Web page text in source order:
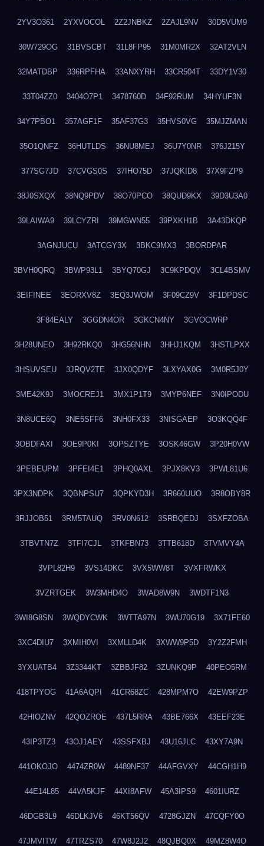
2YV3O361 2YXVOCOL 2Z2JNBKZ 2ZAJL9NV 30D5VUM9
30W729OG 31BVSCBT 31L8FP95 31M0MR2X 32AT2VLN
32MATDBP 336RPFHA 33ANXYRH 33CR504T 33DY1V30
33T04ZZ0 3404O7P1 3478760D 34F92RUM 34HYUF3N
34Y7PBO1 357AGF1F 35AF37G3 35HVS0VG 35MJZMAN
35O1QNFZ 36HUTLDS 36NU8MEJ 36U7Y0NR 376J215Y
377SG7JD 37CVGS0S 37IHO75D 37JQKID8 37X9FZP9
38J0SXQX 38NQ9PDV 38O70PCO 38QUD9KX 39D3U3A0
39LAIWA9 39LCYZRI 39MGWN55 39PXKH1B 3A43DKQP
3AGNJUCU 3ATCGY3X 3BKC9MX3 3BORDPAR
3BVH0QRQ 3BWP93L1 3BYQ70GJ 3C9KPDQV 3CL4BSMV
3EIFINEE 3EORXV8Z 3EQ3JWOM 3F09CZ9V 3F1DPDSC
3F84EALY 3GGDN4OR 3GKCN4NY 3GVOCWRP
3H28UNEO 3H92RKQ0 3HG56NHN 3HHJ1KQM 3HSTLPXX
3HSUVSEU 3JRQV2TE 3JX0QDYF 3LXYAX0G 3M0R5J0Y
3ME42K9J 3MOCREJ1 3MX1P1T9 3MYP6NEF 3N0IPODU
3N8UCE6Q 3NE5SFF6 3NH0FX33 3NISGAEP 3O3KQQ4F
3OBDFAXI 3OE9P0KI 3OPSZTYE 3OSK46GW 3P20H0VW
3PEBEUPM 3PFEI4E1 3PHQ0AXL 3PJX8KV3 3PWL81U6
3PX3NDPK 3QBNPSU7 3QPKYD3H 3R660UUO 3R8OBY8R
3RJJOB51 3RM5TAUQ 3RV0N612 3SRBQEDJ 3SXFZOBA
3TBVTN7Z 3TFI7CJL 3TKFBN73 3TTB618D 3TVMVY4A
3VPL82H9 3VS14DKC 3VX5WW8T 3VXFRWKX
3VZRTGEK 3W3MHD4O 3WAD8W9N 3WDTF1N3
3WI8G8SN 3WQDYCWK 3WTTA97N 3WU70G19 3X71FE60
3XC4DIU7 3XMIH0VI 3XMLLD4K 3XWW9P5D 3Y2Z2FMH
3YXUATB4 3Z3344KT 3ZBBJF82 3ZUNKQ9P 40PEO5RM
418TPYOG 41A6AQPI 41CR68ZC 428MPM7O 42EW9PZP
42HIOZNV 42QOZROE 437L5RRA 43BE766X 43EEF23E
43IP3TZ3 43OJ1AEY 43SSFXBJ 43U16JLC 43XY7A9N
441OKOJO 4474ZR0W 4489NF37 44AFGVXY 44CGH1H9
44E14L85 44VA5KJF 44XI8AFW 45A3IPS9 4601IURZ
46DGB3L9 46DLKJV6 46KT56QV 4728GJZN 47CQFY0O
47JMVITW 47TRZS70 47W8J2J2 48QJBQ0X 49MZ8W4O